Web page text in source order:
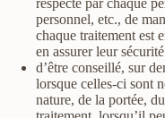
personnel, etc., de
chaque traitement est
en assurer leur
d’être conseillé, sur
lorsque celles-ci sont
nature, de la portée,